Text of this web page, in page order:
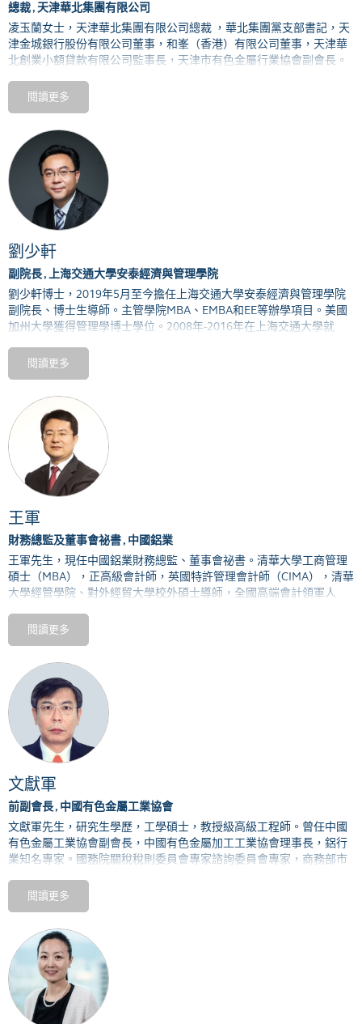
總裁 , 天津華北集團有限公司
凌玉蘭女士，天津華北集團有限公司總裁 ，華北集團黨支部書記 ，天
津金城銀行股份有限公司董事，和峯（香港）有限公司董事，天津華
北創業小額貸款有限公司監事長，天津市有色金屬行業協會副會長。
超過30年的有色金屬行業從業經驗，對銅加工製造產業鏈有着豐富的
經驗，同時對大宗商品，金融，貿易，資本運作等相關產業有着深厚
的行業背景。
閱讀更多
劉少軒
副院長 , 上海交通大學安泰經濟與管理學院
劉少軒博士， 2019年5月至今擔任上海交通大學安泰經濟與管理學院
副院長、博士生導師。主管學院MBA 、 EMBA和EE等辦學項目。美國
加州大學獲得管理學博士學位。 2008年-2016年在上海交通大學就
海交通大學文科建設處副處長。期間分別在
理工學院（
）擔任訪問學者。
院創始院長、教授。
閱讀更多
王軍
財務總監及董事會祕書 , 中國鋁業
王軍先生，現任中國鋁業財務總監、董事會祕書。清華大學工商管理
碩士（MBA），正高級會計師，英國特許管理會計師（CIMA），清華
大學經管學院、對外經貿大學校外碩士導師，全國高端會計領軍人
董祕。王先生從業有色金屬行業近三十年，擁有豐富的財務、管理及
資本運作經驗，有海外大型礦業公司管理實踐經驗。
閱讀更多
文獻軍
前副會長 , 中國有色金屬工業協會
文獻軍先生，研究生學歷，工學碩士，教授級高級工程師。曾任中國
有色金屬工業協會副會長，中國有色金屬加工工業協會理事長，鋁行
業知名專家。國務院關稅稅則委員會專家諮詢委員會專家，商務部市
委員。閱讀更多